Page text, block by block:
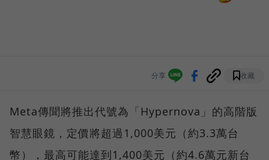
分享 收藏
Meta傳聞將推出代號為「Hypernova」的高階版
智慧眼鏡，定價將超過1,000美元（約3.3萬台
幣），最高可能達到1,400美元（約4.6萬元新台